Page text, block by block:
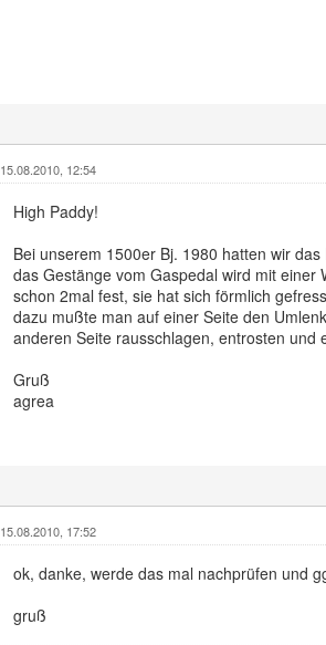
15.08.2010, 12:54
High Paddy!
Bei unserem 1500er Bj. 1980 hatten wir
das Gestänge vom Gaspedal wird mit
schon 2mal fest, sie hat sich förmlich
dazu mußte man auf einer Seite den
anderen Seite rausschlagen, entrosten und
Gruß
agrea
15.08.2010, 17:52
ok, danke, werde das mal nachprüfen und
gruß